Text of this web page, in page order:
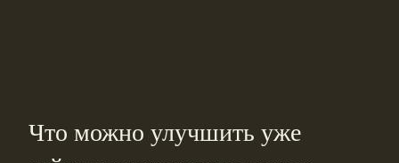
Что можно улучшить уже